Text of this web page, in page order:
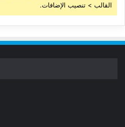
القالب > تنصيب الإضافات.